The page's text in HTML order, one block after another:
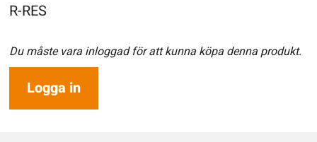
R-RES
Du måste vara inloggad för att kunna köpa denna produkt.
Logga in